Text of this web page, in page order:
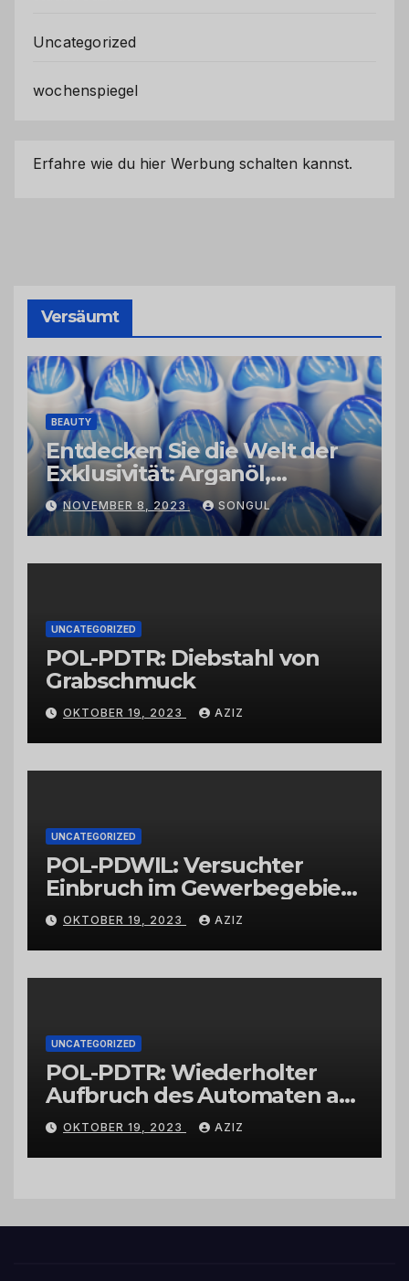
Uncategorized
wochenspiegel
Erfahre wie du hier Werbung schalten kannst.
Versäumt
BEAUTY
Entdecken Sie die Welt der
Exklusivität: Arganöl,
Kaktusfeigenkernöl und
Schwarzkümmelöl von
vertrauenswürdigen
Großhändlern und Anbietern
NOVEMBER 8, 2023 SONGUL
UNCATEGORIZED
POL-PDTR: Diebstahl von
Grabschmuck
OKTOBER 19, 2023 AZIZ
UNCATEGORIZED
POL-PDWIL: Versuchter
Einbruch im Gewerbegebiet
Wittlich
OKTOBER 19, 2023 AZIZ
UNCATEGORIZED
POL-PDTR: Wiederholter
Aufbruch des Automaten am
Wohnmobilstellplatz in
Hermeskeil am Labachweg
OKTOBER 19, 2023 AZIZ